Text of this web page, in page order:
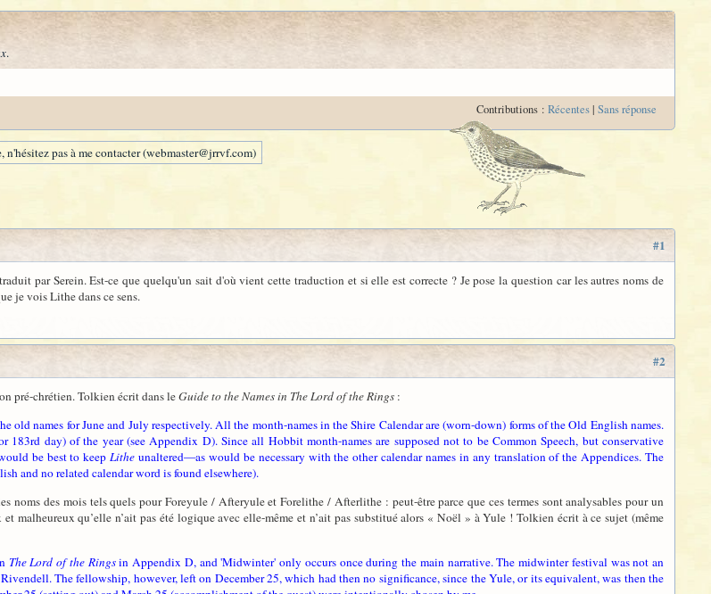
.
Contributions : Récentes| Sans réponse
pas à me contacter (webmaster@jrrvf.com)
#1
par Serein. Est-ce que quelqu'un sait d'où vient cette traduction et si elle est correcte ? Je pose la question car les autres noms de
je vois Lithe dans ce sens.
#2
pré-chrétien. Tolkien écrit dans leGuide to the Names in The Lord of the Rings :
old names for June and July respectively. All the month-names in the Shire Calendar are (worn-down) forms of the Old English names.
183rd day) of the year (see Appendix D). Since all Hobbit month-names are supposed not to be Common Speech, but conservative
be best to keepLithe unaltered—as would be necessary with the other calendar names in any translation of the Appendices. The
and no related calendar word is found elsewhere).
noms des mois tels quels pour Foreyule / Afteryule et Forelithe / Afterlithe : peut-être parce que ces termes sont analysables pour un
malheureux qu’elle n’ait pas été logique avec elle-même et n’ait pas substitué alors « Noël » à Yule ! Tolkien écrit à ce sujet (même
The Lord of the Ringsin Appendix D, and 'Midwinter' only occurs once during the main narrative. The midwinter festival was not an
The fellowship, however, left on December 25, which had then no significance, since the Yule, or its equivalent, was then the